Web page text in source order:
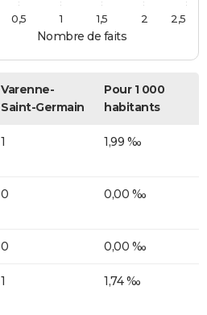
Nombre de faits
0,5 1 1,5 2 2,5
Varenne-
Saint-Germain
Pour 1 000
habitants
1 1,99 ‰
0 0,00 ‰
0 0,00 ‰
1 1,74 ‰